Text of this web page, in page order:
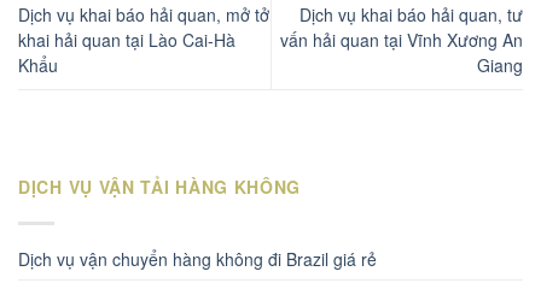
Dịch vụ khai báo hải quan, mở tở
khai hải quan tại Lào Cai-Hà
Khẩu
Dịch vụ khai báo hải quan, tư
vấn hải quan tại Vĩnh Xương An
Giang
DỊCH VỤ VẬN TẢI HÀNG KHÔNG
Dịch vụ vận chuyển hàng không đi Brazil giá rẻ